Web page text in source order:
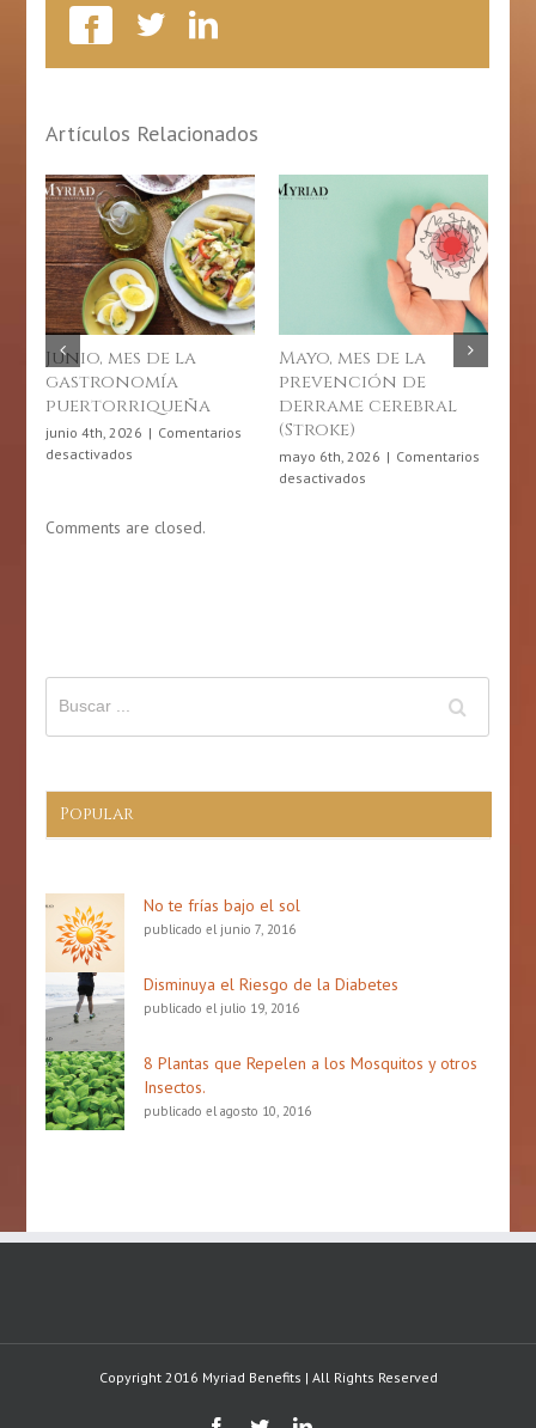
Artículos Relacionados
Junio, mes de la
gastronomía
puertorriqueña
junio 4th, 2026 | Comentarios
desactivados
la
Mayo, mes de la
prevención de
derrame cerebral
(Stroke)
mayo 6th, 2026 | Comentarios
desactivados
Comments are closed.
Popular
No te frías bajo el sol
publicado el junio 7, 2016
Disminuya el Riesgo de la Diabetes
publicado el julio 19, 2016
8 Plantas que Repelen a los Mosquitos y otros
Insectos.
publicado el agosto 10, 2016
Copyright 2016 Myriad Benefits | All Rights Reserved